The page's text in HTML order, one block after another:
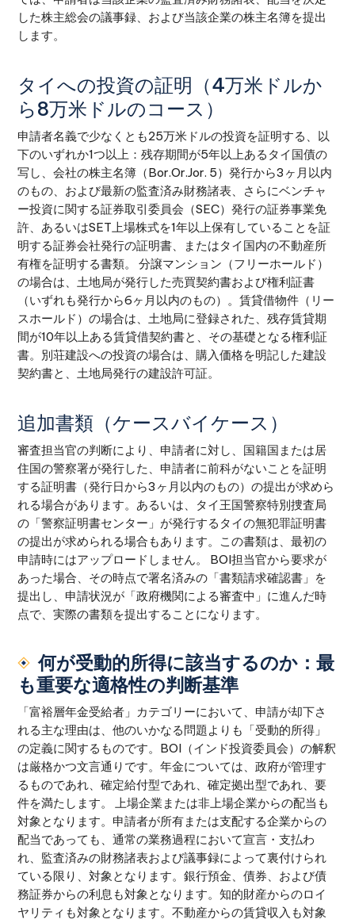
した株主総会の議事録、および当該企業の株主名簿を提出
します。
タイへの投資の証明（4万米ドルか
ら8万米ドルのコース）
申請者名義で少なくとも25万米ドルの投資を証明する、以
下のいずれか1つ以上：残存期間が5年以上あるタイ国債の
写し、会社の株主名簿（Bor.Or.Jor. 5）発行から3ヶ月以内
のもの、および最新の監査済み財務諸表、さらにベンチャ
ー投資に関する証券取引委員会（SEC）発行の証券事業免
許、あるいはSET上場株式を1年以上保有していることを証
明する証券会社発行の証明書、またはタイ国内の不動産所
有権を証明する書類。 分譲マンション（フリーホールド）
の場合は、土地局が発行した売買契約書および権利証書
（いずれも発行から6ヶ月以内のもの）。賃貸借物件（リー
スホールド）の場合は、土地局に登録された、残存賃貸期
間が10年以上ある賃貸借契約書と、その基礎となる権利証
書。別荘建設への投資の場合は、購入価格を明記した建設
契約書と、土地局発行の建設許可証。
追加書類（ケースバイケース）
審査担当官の判断により、申請者に対し、国籍国または居
住国の警察署が発行した、申請者に前科がないことを証明
する証明書（発行日から3ヶ月以内のもの）の提出が求めら
れる場合があります。あるいは、タイ王国警察特別捜査局
の「警察証明書センター」が発行するタイの無犯罪証明書
の提出が求められる場合もあります。この書類は、最初の
申請時にはアップロードしません。 BOI担当官から要求が
あった場合、その時点で署名済みの「書類請求確認書」を
提出し、申請状況が「政府機関による審査中」に進んだ時
点で、実際の書類を提出することになります。
何が受動的所得に該当するのか：最
も重要な適格性の判断基準
「富裕層年金受給者」カテゴリーにおいて、申請が却下さ
れる主な理由は、他のいかなる問題よりも「受動的所得」
の定義に関するものです。BOI（インド投資委員会）の解釈
は厳格かつ文言通りです。年金については、政府が管理す
るものであれ、確定給付型であれ、確定拠出型であれ、要
件を満たします。 上場企業または非上場企業からの配当も
対象となります。申請者が所有または支配する企業からの
配当であっても、通常の業務過程において宣言・支払わ
れ、監査済みの財務諸表および議事録によって裏付けられ
ている限り、対象となります。銀行預金、債券、および債
務証券からの利息も対象となります。知的財産からのロイ
ヤリティも対象となります。不動産からの賃貸収入も対象